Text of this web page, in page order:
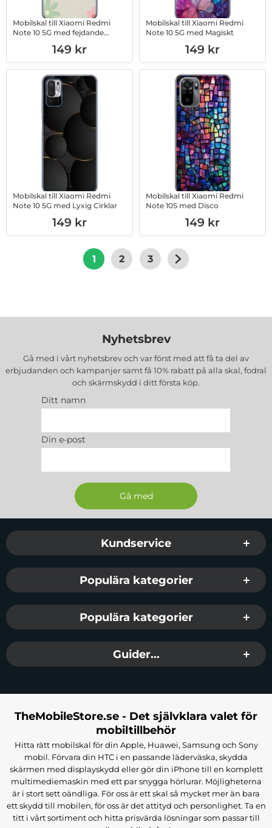
Mobilskal till Xiaomi Redmi
Note 10 5G med fejdande
Art. nr 1003017167
149 kr
Mobilskal till Xiaomi Redmi
Note 10 5G med Magiskt
Art. nr 1003017168
149 kr
Mobilskal till Xiaomi Redmi
Note 10 5G med Lyxig Cirklar
Art. nr 1003017169
149 kr
Mobilskal till Xiaomi Redmi
Note 10S med Disco
Art. nr 1003017261
149 kr
1 2 3
Nyhetsbrev
Gå med i vårt nyhetsbrev och var först med att få ta del av
erbjudanden och kampanjer samt få 10% rabatt på alla skal, fodral
och skärmskydd i ditt första köp.
Ditt namn
Din e-post
Sidfot Blandad info och länkar
Kundservice
Populära kategorier
Populära kategorier
Guider...
TheMobileStore.se - Det självklara valet för
mobiltillbehör
Hitta rätt mobilskal för din Apple, Huawei, Samsung och Sony
mobil. Förvara din HTC i en passande läderväska, skydda
skärmen med displayskydd eller gör din iPhone till en komplett
multimediemaskin med ett par snygga hörlurar. Möjligheterna
är i stort sett oändliga. För oss är ett skal så mycket mer än bara
ett skydd till mobilen, för oss är det attityd och personlighet. Ta en
titt i vårt sortiment och hitta prisvärda lösningar som passar till